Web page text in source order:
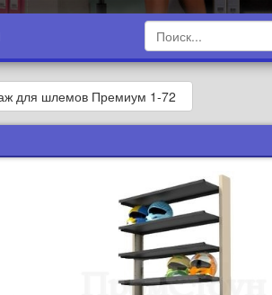
для шлемов Премиум 1-72